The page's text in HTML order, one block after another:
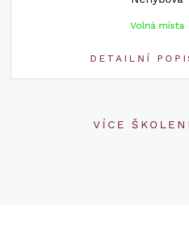
Volná místa
DETAILNÍ
VÍCE ŠKOLENÍ